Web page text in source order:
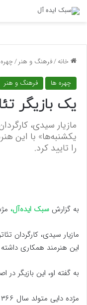
خانه/فرهنگ و هنر/
چهره ها فرهنگ و هنر
یک بازیگر
مازیار سیدی،
یکشنبه‌ها» با این
را تایید کرد.
به گزارش سبک ایده‌آل،
مازیار سیدی، کارگردان
این هنرمند همکاری
به گفته او، این بازیگر